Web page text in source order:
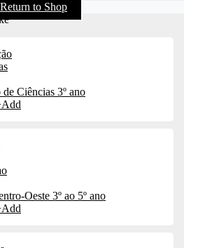
Return to Shop
Ciências 3º ano
Add
Oeste 3º ao 5º ano
Add